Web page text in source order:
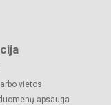
vietos
apsauga